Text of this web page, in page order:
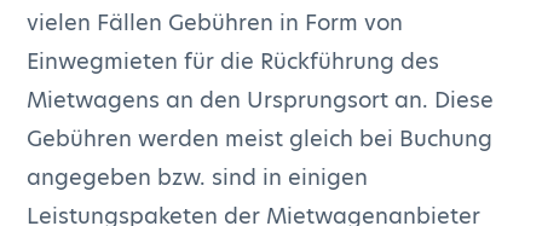
vielen Fällen Gebühren in Form von
Einwegmieten für die Rückführung des
Mietwagens an den Ursprungsort an. Diese
Gebühren werden meist gleich bei Buchung
angegeben bzw. sind in einigen
Leistungspaketen der Mietwagenanbieter